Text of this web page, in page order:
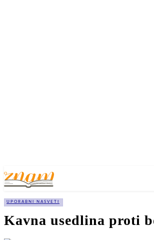
UPORABNI NASVETI
Kavna usedlina proti